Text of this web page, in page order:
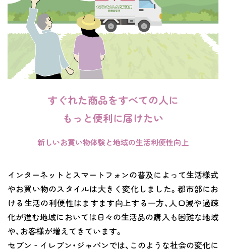
すぐれた商品をすべての人に
もっと便利に届けたい
新しいお買い物体験と地域の生活利便性向上
インターネットとスマートフォンの普及によって生活様式
やお買い物のスタイルは大きく変化しました。都市部にお
ける生活の利便性はますます向上する一方、人口減や過疎
化が進む地域においては日々の生活品の購入も困難な地域
や、お客様が増えてきています。
セブン‐イレブン・ジャパンでは、このような社会の変化に